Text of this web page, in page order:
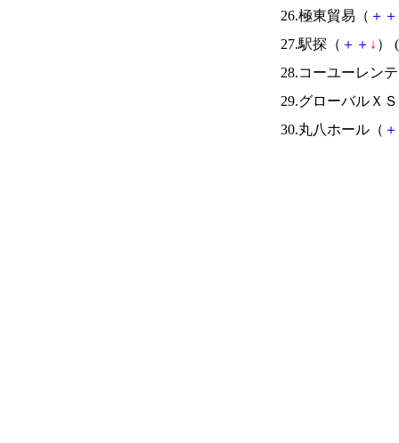
26.極東貿易（ ＋ ＋
27.駅探（ ＋ ＋ ↓ ） (
28.コーユーレン
29.グローバルＸ
30.丸八ホール（ ＋